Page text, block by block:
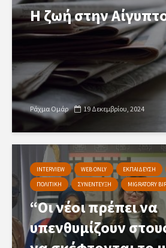
Η ζωή στην
Ράχμα Ομάρ 19 Δεκεμβρίου, 2024
INTERVIEW WEB ONLY ΕΚΠΑΙΔΕΥΣΗ
ΠΟΛΙΤΙΚΗ
ΣΥΝΕΝΤΕΥΞΗ MIGRATORY
“Οι νέοι πρέπει να
υπενθυμίζουν